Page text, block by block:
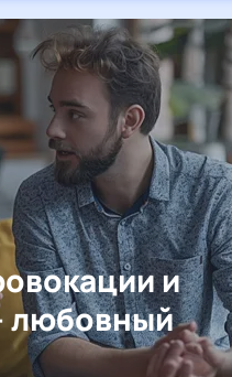
и
любовный